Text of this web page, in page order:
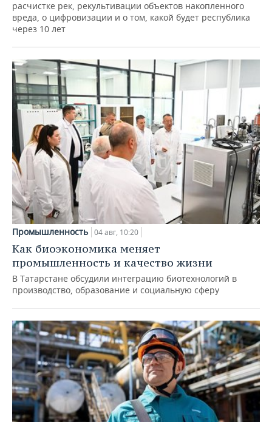
расчистке рек, рекультивации объектов накопленного
вреда, о цифровизации и о том, какой будет республика
через 10 лет
Промышленность 04 авг, 10:20
Как биоэкономика меняет
промышленность и качество жизни
В Татарстане обсудили интеграцию биотехнологий в
производство, образование и социальную сферу